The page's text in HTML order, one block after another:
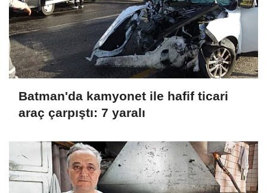
Batman'da kamyonet ile hafif ticari
araç çarpıştı: 7 yaralı